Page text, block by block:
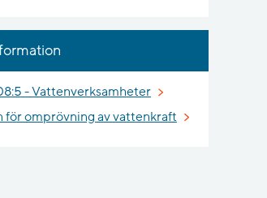
- Vattenverksamheter
för omprövning av vattenkraft